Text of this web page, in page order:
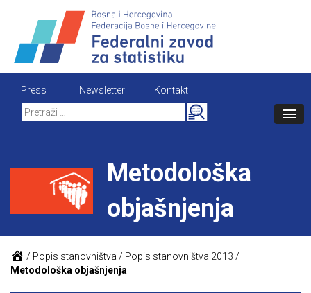
content
Press Newsletter
Kontakt
Search
for:
Metodološka
objašnjenja
/ Popis stanovništva / Popis stanovništva 2013 /
Metodološka objašnjenja